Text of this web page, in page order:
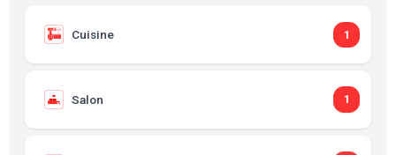
Cuisine 1
Salon 1